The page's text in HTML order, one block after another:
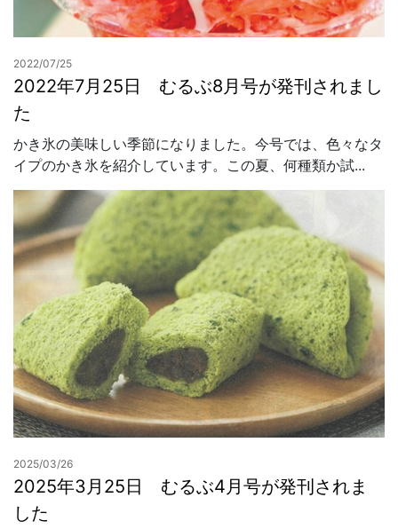
2022/07/25
2022年7月25日 むるぶ8月号が発刊されまし
た
かき氷の美味しい季節になりました。今号では、色々なタ
イプのかき氷を紹介しています。この夏、何種類か試...
2025/03/26
2025年3月25日 むるぶ4月号が発刊されま
した